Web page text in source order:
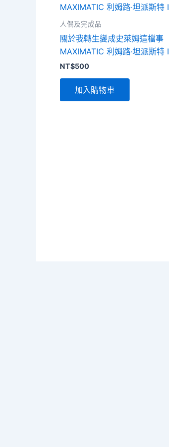
人偶及完成品
關於我轉生變成史萊姆這檔事
MAXIMATIC 利姆路·坦派斯特 I
NT$500
加入購物車